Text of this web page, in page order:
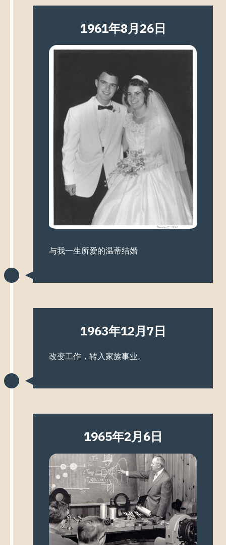
1961年8月26日
与我一生所爱的温蒂结婚
1963年12月7日
改变工作，转入家族事业。
1965年2月6日